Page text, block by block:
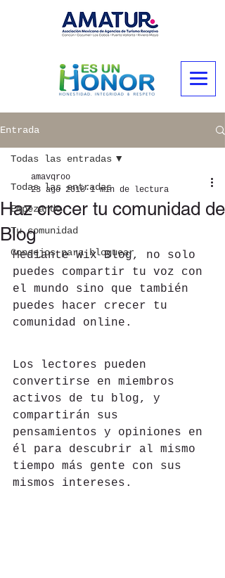
Entrada
Todas las entradas
Empezando
Tu comunidad
Consejos para bloguear
Todas las entradas
Haz crecer tu comunidad de
Blog
amavqroo
23 ago 2018 1 min de lectura
Mediante Wix Blog, no solo
puedes compartir tu voz con
el mundo sino que también
puedes hacer crecer tu
comunidad online.
Los lectores pueden
convertirse en miembros
activos de tu blog, y
compartirán sus
pensamientos y opiniones en
él para descubrir al mismo
tiempo más gente con sus
mismos intereses.